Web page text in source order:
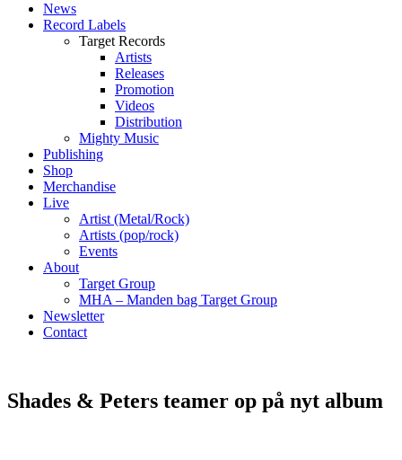
News
Record Labels
Target Records
Artists
Releases
Promotion
Videos
Distribution
Mighty Music
Publishing
Shop
Merchandise
Live
Artist (Metal/Rock)
Artists (pop/rock)
Events
About
Target Group
MHA – Manden bag Target Group
Newsletter
Contact
Shades & Peters teamer op på nyt album